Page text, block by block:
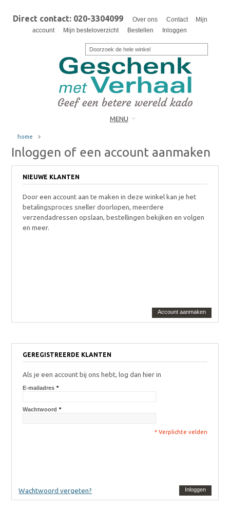
Direct contact: 020-3304099 Over ons Contact
Mijn
account
Mijn besteloverzicht Bestellen Inloggen
MENU
home
Inloggen of een account aanmaken
NIEUWE KLANTEN
Door een account aan te maken in deze winkel kan je het
betalingsproces sneller doorlopen, meerdere
verzendadressen opslaan, bestellingen bekijken en volgen
en meer.
Account aanmaken
GEREGISTREERDE KLANTEN
Als je een account bij ons hebt, log dan hier in
*
E-mailadres
*
Wachtwoord
* Verplichte velden
Wachtwoord vergeten? Inloggen